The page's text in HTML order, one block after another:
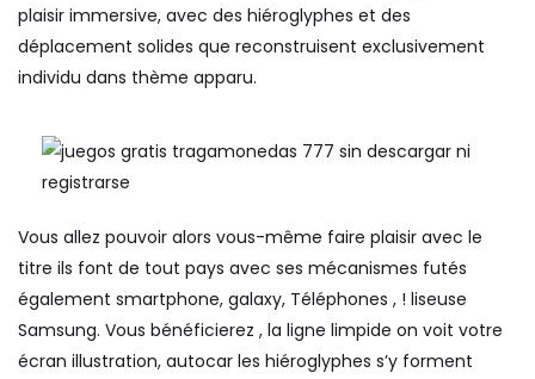
plaisir immersive, avec des hiéroglyphes et des
déplacement solides que reconstruisent exclusivement
individu dans thème apparu.
Vous allez pouvoir alors vous-même faire plaisir avec le
titre ils font de tout pays avec ses mécanismes futés
également smartphone, galaxy, Téléphones , ! liseuse
Samsung. Vous bénéficierez , la ligne limpide on voit votre
écran illustration, autocar les hiéroglyphes s’y forment